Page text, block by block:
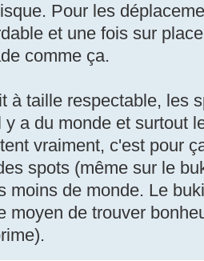
Pour les
et une fois sur
comme ça.
à taille respectable, les
y a du monde et surtout
vraiment, c'est pour
spots (même sur le
moins de monde. Le
moyen de trouver